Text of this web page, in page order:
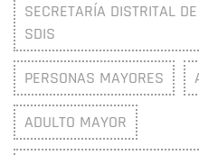
SECRETARÍA DISTRITAL
SDIS
PERSONAS MAYORES
ADULTO MAYOR